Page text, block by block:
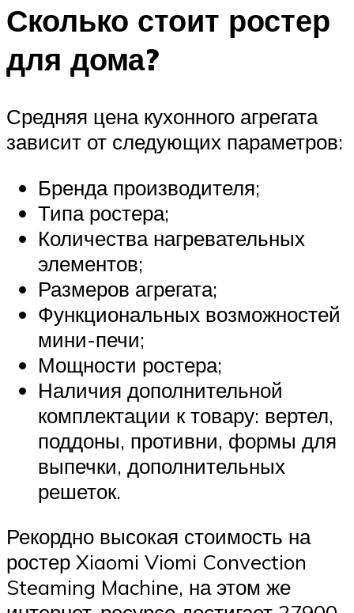
Сколько стоит ростер
для дома?
Средняя цена кухонного агрегата
зависит от следующих параметров:
Бренда производителя;
Типа ростера;
Количества нагревательных
элементов;
Размеров агрегата;
Функциональных возможностей
мини-печи;
Мощности ростера;
Наличия дополнительной
комплектации к товару: вертел,
поддоны, противни, формы для
выпечки, дополнительных
решеток.
Рекордно высокая стоимость на
ростер Xiaomi Viomi Convection
Steaming Machine, на этом же